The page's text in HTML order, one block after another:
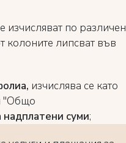
изчисляват по различен
колоните липсват във
изчислява се като
"Общо
надплатени суми;